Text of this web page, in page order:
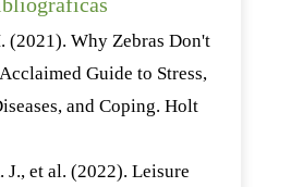
(2021). Why Zebras Don't
Guide to Stress,
and Coping. Holt
J., et al. (2022). Leisure